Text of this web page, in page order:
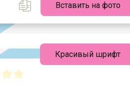
Вставить на фото
Красивый шрифт